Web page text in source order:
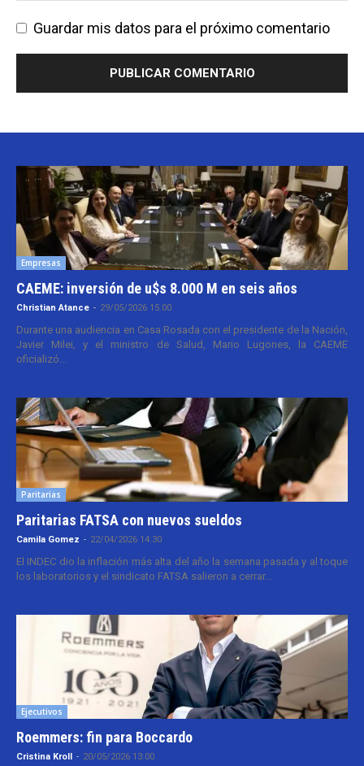
Guardar mis datos para el próximo comentario
Empresas
CAEME: inversión de u$s 8.000 M en seis años
Christian Atance - 29/05/2026 15:00
Durante una audiencia en Casa Rosada con el presidente de la Nación,
Javier Milei, y el ministro de Salud, Mario Lugones, la CAEME
oficializó...
Paritarias
Paritarias FATSA con nuevos sueldos
Camila Gomez - 22/04/2026 14:30
El INDEC dio la inflación más alta del año la semana pasada y al toque
los laboratorios y el sindicato FATSA salieron a cerrar...
Ejecutivos
Roemmers: fin para Boccardo
Cristina Kroll - 20/05/2026 13:00